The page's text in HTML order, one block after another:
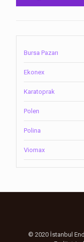
Bursa Pazarı
Ekonex
Karatoprak
Polen
Polina
Viomax
© 2020 İstanbul